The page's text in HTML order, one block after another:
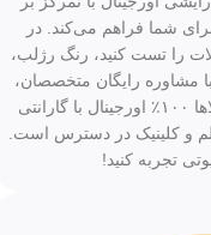
شما فراهم می‌کند. در
را تست کنید، رنگ رژلب،
مشاوره رایگان متخصصان،
انتخابی دقیق و مناسب داشته باشید. تمام کالاها ۱۰۰٪ اورجینال با گارانتی
و کلینیک در دسترس است.
تجربه کنید!